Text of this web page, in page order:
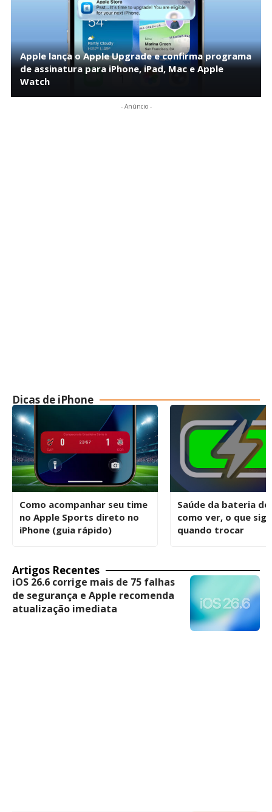
Apple lança o Apple Upgrade e confirma programa
de assinatura para iPhone, iPad, Mac e Apple
Watch
- Anúncio -
Dicas de iPhone
Como acompanhar seu time
no Apple Sports direto no
iPhone (guia rápido)
Saúde da bateria do
como ver, o que
quando trocar
Artigos Recentes
iOS 26.6 corrige mais de 75 falhas
de segurança e Apple recomenda
atualização imediata